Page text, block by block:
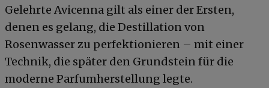
Gelehrte Avicenna gilt als einer der Ersten,
denen es gelang, die Destillation von
Rosenwasser zu perfektionieren – mit einer
Technik, die später den Grundstein für die
moderne Parfumherstellung legte.